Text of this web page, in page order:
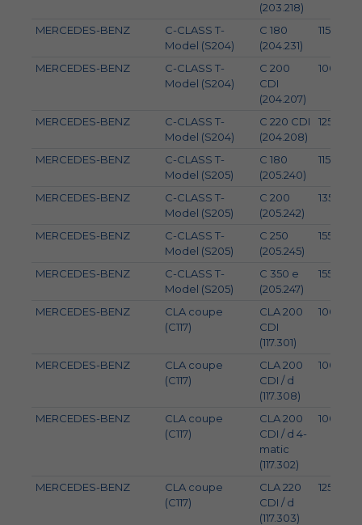
(203.218)
MERCEDES-BENZ
C-CLASS T-
Model (S204)
C 180
(204.231)
115
MERCEDES-BENZ
C-CLASS T-
Model (S204)
C 200
CDI
(204.207)
100
MERCEDES-BENZ
C-CLASS T-
Model (S204)
C 220 CDI
(204.208)
125
MERCEDES-BENZ
C-CLASS T-
Model (S205)
C 180
(205.240)
115
MERCEDES-BENZ
C-CLASS T-
Model (S205)
C 200
(205.242)
135
MERCEDES-BENZ
C-CLASS T-
Model (S205)
C 250
(205.245)
155
MERCEDES-BENZ
C-CLASS T-
Model (S205)
C 350 e
(205.247)
155
MERCEDES-BENZ
CLA coupe
(C117)
CLA 200
CDI
(117.301)
100
MERCEDES-BENZ
CLA coupe
(C117)
CLA 200
CDI / d
(117.308)
100
MERCEDES-BENZ
CLA coupe
(C117)
CLA 200
CDI / d 4-
matic
(117.302)
100
MERCEDES-BENZ
CLA coupe
(C117)
CLA 220
CDI / d
(117.303)
125